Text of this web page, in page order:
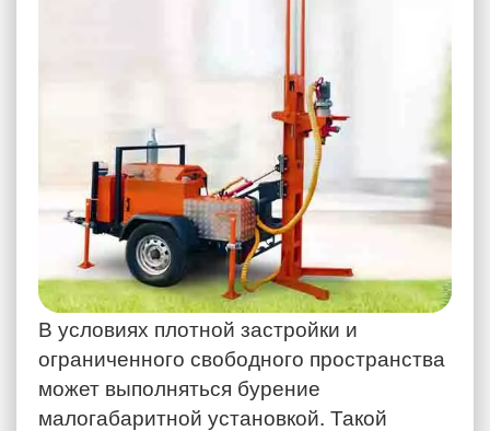
В условиях плотной застройки и
ограниченного свободного пространства
может выполняться бурение
малогабаритной установкой. Такой